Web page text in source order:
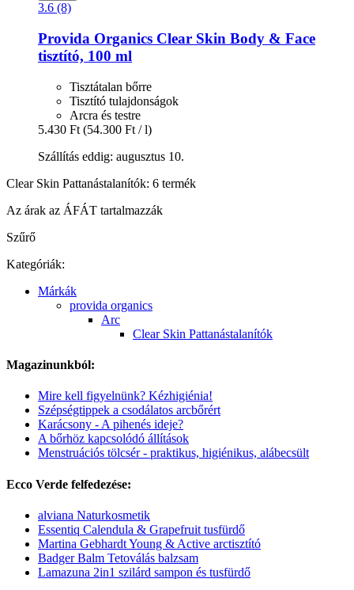
3.6 (8)
Provida Organics Clear Skin Body & Face
tisztító, 100 ml
Tisztátalan bőrre
Tisztító tulajdonságok
Arcra és testre
5.430 Ft (54.300 Ft / l)
Szállítás eddig: augusztus 10.
Clear Skin Pattanástalanítók: 6 termék
Az árak az ÁFÁT tartalmazzák
Szűrő
Kategóriák:
Márkák
provida organics
Arc
Clear Skin Pattanástalanítók
Magazinunkból:
Mire kell figyelnünk? Kézhigiénia!
Szépségtippek a csodálatos arcbőrért
Karácsony - A pihenés ideje?
A bőrhöz kapcsolódó állítások
Menstruációs tölcsér - praktikus, higiénikus, alábecsült
Ecco Verde felfedezése:
alviana Naturkosmetik
Essentiq Calendula & Grapefruit tusfürdő
Martina Gebhardt Young & Active arctisztító
Badger Balm Tetoválás balzsam
Lamazuna 2in1 szilárd sampon és tusfürdő